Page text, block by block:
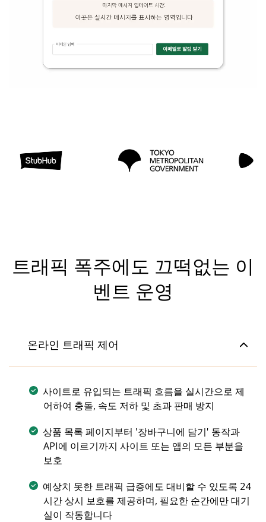
트래픽 폭주에도 끄떡없는 이
벤트 운영
온라인 트래픽 제어
사이트로 유입되는 트래픽 흐름을 실시간으로 제
어하여 충돌, 속도 저하 및 초과 판매 방지
상품 목록 페이지부터 '장바구니에 담기' 동작과
API에 이르기까지 사이트 또는 앱의 모든 부분을
보호
예상치 못한 트래픽 급증에도 대비할 수 있도록 24
시간 상시 보호를 제공하며, 필요한 순간에만 대기
실이 작동합니다